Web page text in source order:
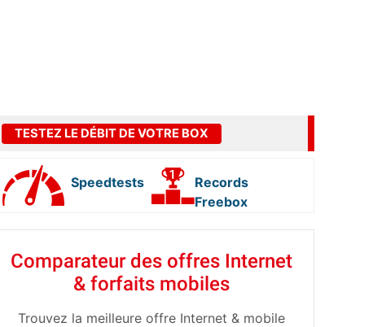
TESTEZ LE DÉBIT DE VOTRE BOX
Speedtests
Records
Freebox
Comparateur des offres Internet
& forfaits mobiles
Trouvez la meilleure offre Internet & mobile